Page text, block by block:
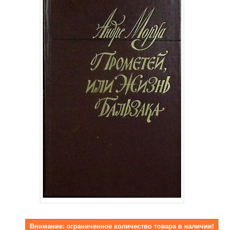
Внимание: ограниченное количество товара в наличии!